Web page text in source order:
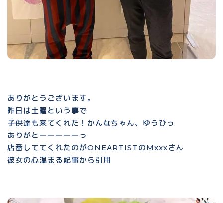
ありがとうございます。
昨日は土曜という事で
子供達も来てくれた！かんなちゃん、ゆうひっ
ありがとーーーーーっ
店番しててくれたのがONEARTISTのMxxxさん
彼女の心温まる記事から引用